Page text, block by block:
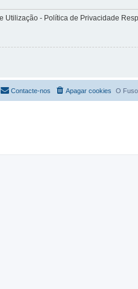
- Política de Privacidade
O
Apagar cookies
Contacte-nos